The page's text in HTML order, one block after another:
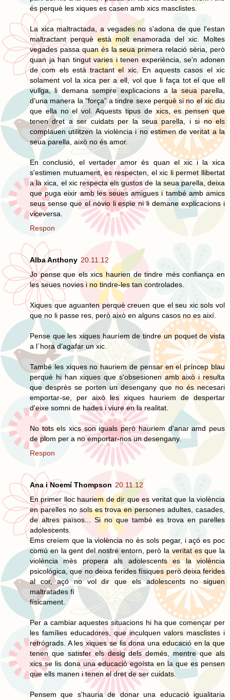
és perquè les xiques es casen amb xics masclistes.
La xica maltractada, a vegades no s'adona de que l'estan
maltractant perquè està molt enamorada del xic. Moltes
vegades passa quan és la seua primera relació sèria, però
quan ja han tingut varies i tenen experiència, se'n adonen
de com els està tractant el xic. En aquests casos el xic
solament vol la xica per a ell, vol que li faça tot el que ell
vullga, li demana sempre explicacions a la seua parella,
d'una manera la “força” a tindre sexe perquè si no el xic diu
que ella no el vol. Aquests tipus de xics, es pensen que
tenen dret a ser cuidats per la seua parella, i si no els
complauen utilitzen la violència i no estimen de veritat a la
seua parella, això no és amor.
En conclusió, el vertader amor és quan el xic i la xica
s'estimen mutuament, es respecten, el xic li permet llibertat
a la xica, el xic respecta els gustos de la seua parella, deixa
que puga eixir amb les seues amigues i també amb amics
seus sense que el nòvio li espie ni li demane explicacions i
viceversa.
Respon
Alba Anthony 20.11.12
Jo pense que els xics haurien de tindre més confiança en
les seues novies i no tindre-les tan controlades.
Xiques que aguanten perquè creuen que el seu xic sols vol
que no li passe res, però això en alguns casos no es així.
Pense que les xiques hauríem de tindre un poquet de vista
a l´hora d'agafar un xic.
També les xiques no hauriem de pensar en el príncep blau
perquè hi han xiques que s'obsesionen amb això i resulta
que desprès se porten un desengany que no és necesari
emportar-se, per això les xiques hauriem de despertar
d'eixe somni de hades i viure en la realitat.
No tots els xics son iguals però hauriem d'anar amd peus
de plom per a no emportar-nos un desengany.
Respon
Ana i Noemí Thompson 20.11.12
En primer lloc hauriem de dir que es veritat que la violència
en parelles no sols es trova en persones adultes, casades,
de altres països... Si no que tambè es trova en parelles
adolescents.
Ems creíem que la violència no ès sols pegar, i açó es poc
comú en la gent del nostre entorn, però la veritat es que la
violència mès propera als adolescents es la violència
psicológica, que no deixa ferides físiques però deixa ferides
al cor, açó no vol dir que els adolescents no siguen
maltratades fí
físicament.
Per a cambiar aquestes situacions hi ha que començar per
les famílies educadores, que inculquen valors masclistes i
retrógrads. A les xiques se lis dona una educació en la que
tenen que satisfer els desig dels demés, mentre que als
xics se lis dona una educació egoísta en la que es pensen
que ells manen i tenen el dret de ser cuidats.
Pensem que s'hauria de donar una educació igualitaria